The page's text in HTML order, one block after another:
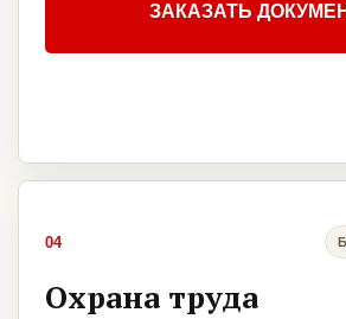
ЗАКАЗАТЬ
04
Охрана труда